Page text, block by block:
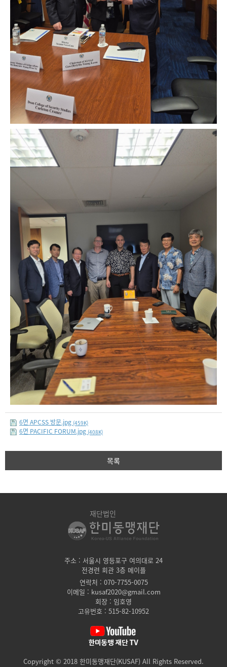
6면 APCSS 방문.jpg (459K)
6면 PACIFIC FORUM.jpg (408K)
목록
재단법인
주소 : 서울시 영등포구 여의대로 24
전경련 회관 3층 메이플
연락처 : 070-7755-0075
이메일 : kusaf2020@gmail.com
회장 : 임호영
고유번호 : 515-82-10952
Copyright © 2018 한미동맹재단(KUSAF) All Rights Reserved.